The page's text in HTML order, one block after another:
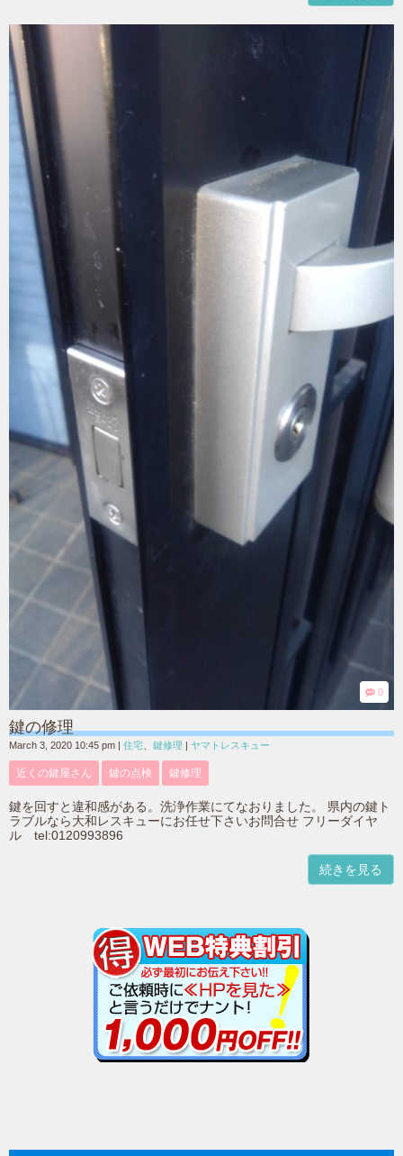
0
鍵の修理
March 3, 2020 10:45 pm | 住宅 鍵修理 | ヤマトレスキュー
近くの鍵屋さん 鍵の点検 鍵修理
鍵を回すと違和感がある。洗浄作業にてなおりました。 県内の鍵ト
ラブルなら大和レスキューにお任せ下さいお問合せ フリーダイヤ
ル tel:0120993896
続きを見る